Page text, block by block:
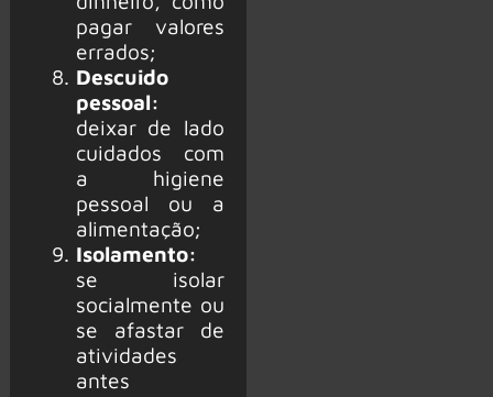
pagar valores
errados;
Descuido
pessoal:
deixar de lado
cuidados com
a higiene
pessoal ou a
alimentação;
Isolamento:
se isolar
socialmente ou
se afastar de
atividades
antes